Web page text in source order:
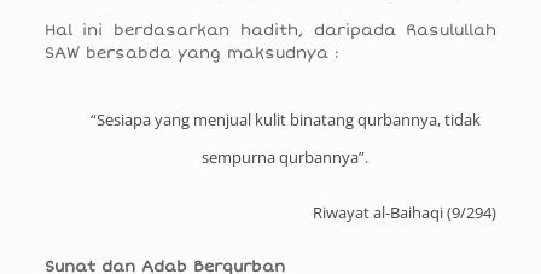
Hal ini berdasarkan hadith, daripada Rasulullah
SAW bersabda yang maksudnya :
“Sesiapa yang menjual kulit binatang qurbannya, tidak
sempurna qurbannya”.
Riwayat al-Baihaqi (9/294)
Sunat dan Adab Berqurban